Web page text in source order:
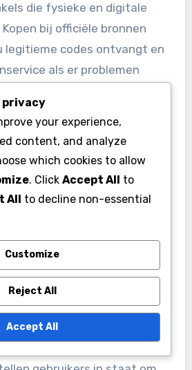
die fysieke en digitale
bij officiële bronnen
legitieme codes ontvangt en
als er problemen
bij officiële retailers, let dan
die mogelijk kortingen
Sommige retailers
bonusitems of in-game
toevoegen, waardoor de
zoals Amazon en eBay
aan EA SPORTS FC 24
privacy
your experience,
content, and analyze
which cookies to allow
. Click Accept All to
All to decline non-essential
Customize
Reject All
Accept All